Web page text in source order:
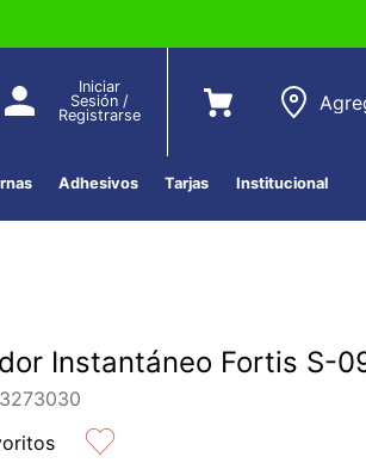
Iniciar
Sesión /
Registrarse
Adhesivos Tarjas Institucional
Instantáneo Fortis S-